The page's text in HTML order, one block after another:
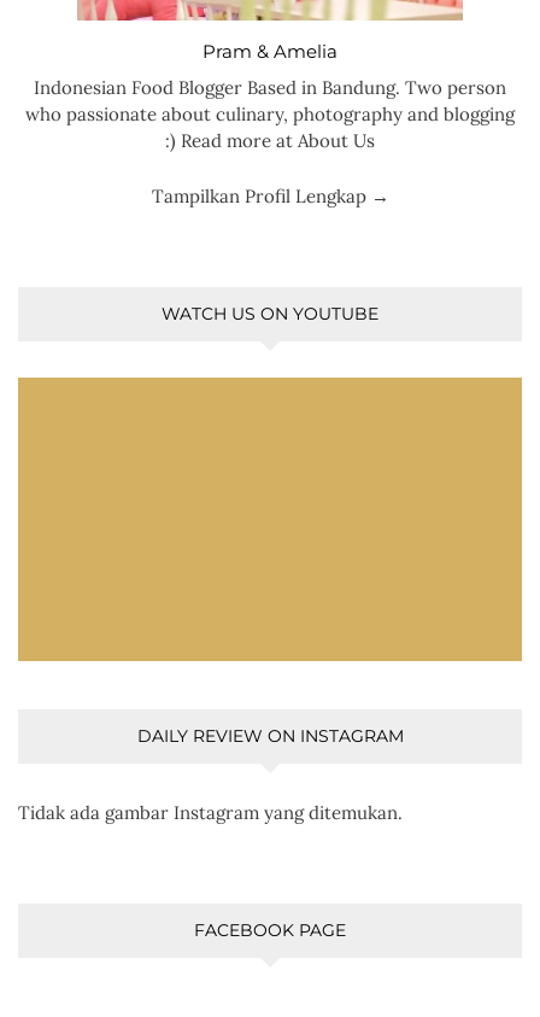
Pram & Amelia
Indonesian Food Blogger Based in Bandung. Two person
who passionate about culinary, photography and blogging
:) Read more at About Us
Tampilkan Profil Lengkap →
WATCH US ON YOUTUBE
DAILY REVIEW ON INSTAGRAM
Tidak ada gambar Instagram yang ditemukan.
FACEBOOK PAGE